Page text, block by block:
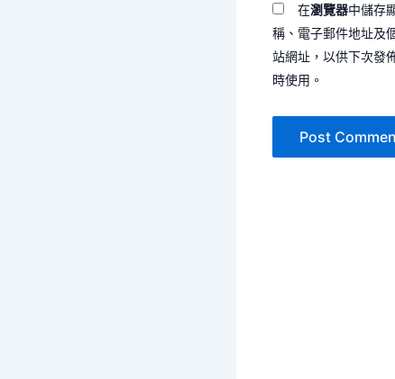
地
址
*
在瀏覽器中儲存
稱、電子郵件地址及
站網址，以供下次發
時使用。